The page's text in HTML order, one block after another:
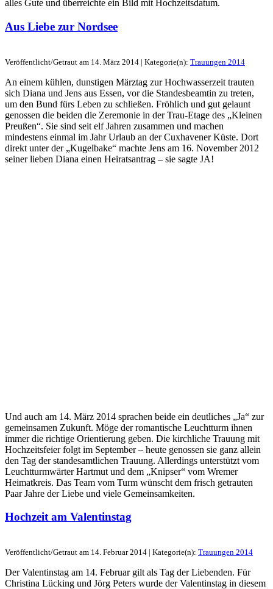
alles Gute und überreichte ein Bild mit Hochzeitsdatum.
Aus Liebe zur Nordsee
Veröffentlicht/Getraut am 14. März 2014 | Kategorie(n): Trauungen 2014
An einem kühlen, dunstigen Märztag zur Hochwasserzeit trauten
sich Diana und Jens aus Essen, vor die Standesbeamtin zu treten,
um den Bund fürs Leben zu schließen. Fröhlich und gut gelaunt
genossen die beiden die Zeremonie in der Trau-Etage des „Kleinen
Preußen“. Sie sind seit elf Jahren zusammen und machen
mindestens einmal im Jahr Urlaub an der Cuxhavener Küste. Dort
direkt unter der „Kugelbake“ machte Jens am 16. November 2012
seiner lieben Diana einen Heiratsantrag – sie sagte JA!
Und auch am 14. März 2014 sprachen beide ein deutliches „Ja“ zur
gemeinsamen Zukunft. Möge der romantische Leuchtturm ihnen
immer die richtige Orientierung geben. Die kirchliche Trauung mit
Hochzeitsfeier folgt im September – heute genossen sie ganz allein
den Tag der standesamtlichen Trauung. Allerdings unterstützt vom
Leuchtturmwärter Hartmut und dem „Knipser“ vom Wremer
Heimatkreis. Das Team vom Turm wünscht dem frisch getrauten
Paar Jahre der Liebe und viele Gemeinsamkeiten.
Hochzeit am Valentinstag
Veröffentlicht/Getraut am 14. Februar 2014 | Kategorie(n): Trauungen 2014
Der Valentinstag am 14. Februar gilt als Tag der Liebenden. Für
Christina Lücking und Jörg Peters wurde der Valentinstag in diesem